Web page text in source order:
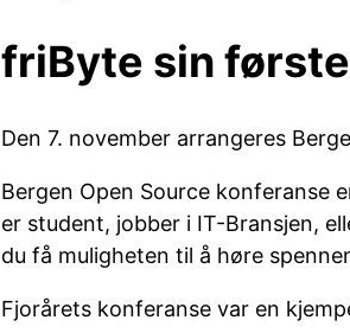
friByte sin
Den 7. november arrangeres
Bergen Open Source konferanse
er student, jobber i IT-Bransjen,
du få muligheten til å høre
Fjorårets konferanse var en